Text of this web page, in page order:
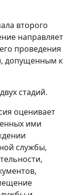
второго
направляет
проведения
допущенным к
стадий.
оценивает
ими
службы,